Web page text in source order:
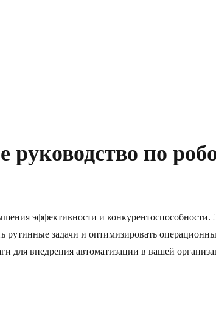
по
эффективности и конкурентоспособности.
рутинные задачи и оптимизировать
для внедрения автоматизации в вашей